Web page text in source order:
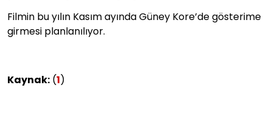
Filmin bu yılın Kasım ayında Güney Kore’de gösterime
girmesi planlanılıyor.
Kaynak: (1)